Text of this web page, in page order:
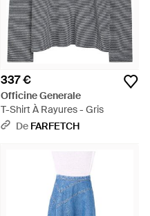
337 €
Officine Generale
T-Shirt À Rayures - Gris
De FARFETCH